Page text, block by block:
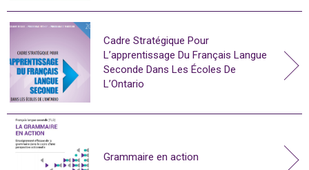
Cadre Stratégique Pour
L’apprentissage Du Français Langue
Seconde Dans Les Écoles De
L’Ontario
Grammaire en action